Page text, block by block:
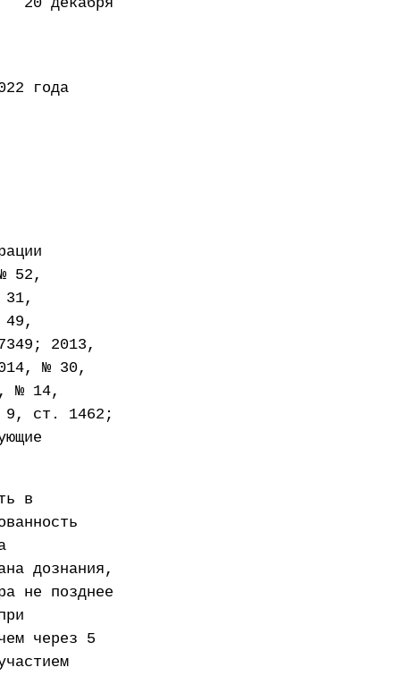
52,
2013,
№ 30,
№ 14,
ст. 1462;
в
дознания,
не позднее
через 5